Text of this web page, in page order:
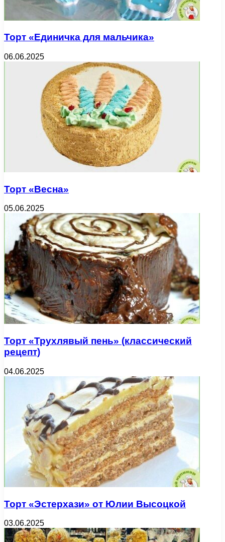
Торт «Единичка для мальчика»
06.06.2025
Торт «Весна»
05.06.2025
Торт «Трухлявый пень» (классический
рецепт)
04.06.2025
Торт «Эстерхази» от Юлии Высоцкой
03.06.2025